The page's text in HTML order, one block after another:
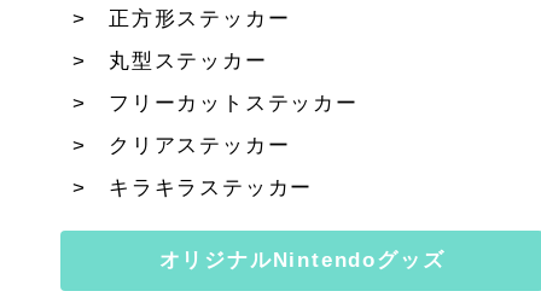
正方形ステッカー
丸型ステッカー
フリーカットステッカー
クリアステッカー
キラキラステッカー
オリジナルNintendoグッズ